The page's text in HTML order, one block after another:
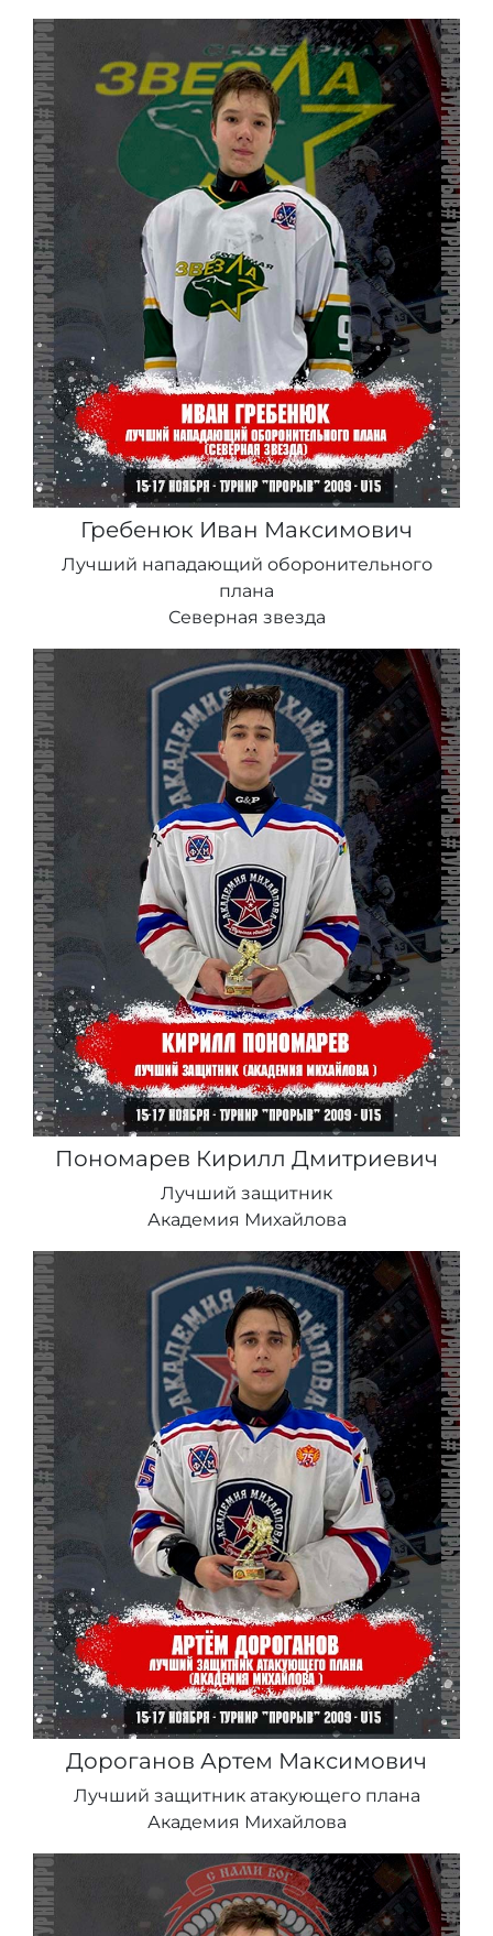
Гребенюк Иван Максимович
Лучший нападающий оборонительного
плана
Северная звезда
Пономарев Кирилл Дмитриевич
Лучший защитник
Академия Михайлова
Дороганов Артем Максимович
Лучший защитник атакующего плана
Академия Михайлова